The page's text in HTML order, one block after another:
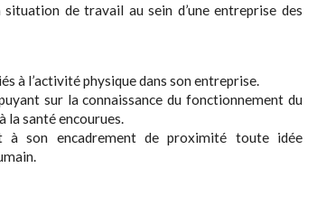
de travail au sein d’une entreprise des
à l’activité physique dans son entreprise.
sur la connaissance du fonctionnement du
la santé encourues.
son encadrement de proximité toute idée